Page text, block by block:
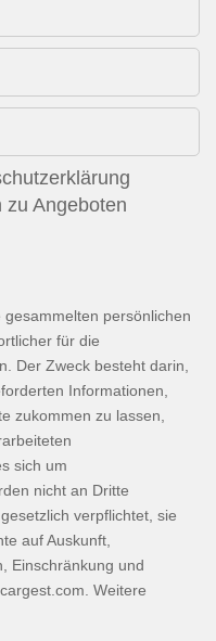
zu Angeboten
persönlichen
für die
Der Zweck besteht darin,
Informationen,
zukommen zu lassen,
sich um
nicht an Dritte
verpflichtet, sie
auf Auskunft,
Einschränkung und
. Weitere